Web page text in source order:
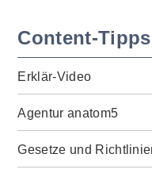
Content-Tipps
Erklär-Video
Agentur anatom5
Gesetze und